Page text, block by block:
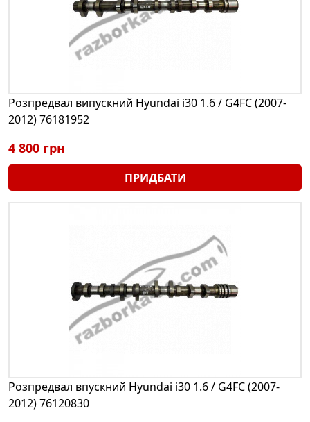
Розпредвал випускний Hyundai i30 1.6 / G4FC (2007-
2012) 76181952
4 800 грн
ПРИДБАТИ
Розпредвал впускний Hyundai i30 1.6 / G4FC (2007-
2012) 76120830